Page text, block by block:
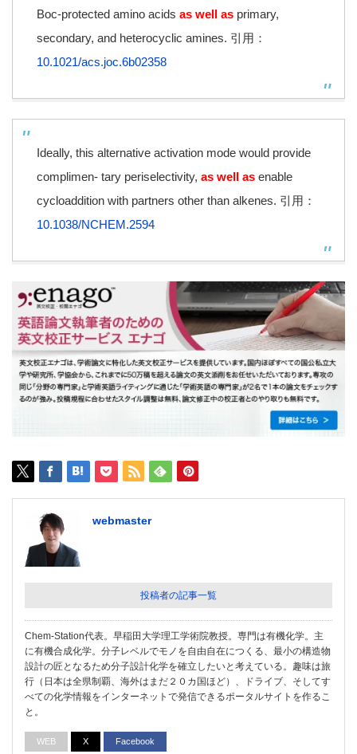
Boc-protected amino acids as well as primary,
secondary, and heterocyclic amines. 引用：
10.1021/acs.joc.6b02358
Ideally, this alternative activation mode would provide
complimen- tary periselectivity, as well as enable
cycloaddition with partners other than alkenes. 引用：
10.1038/NCHEM.2594
webmaster
投稿者の記事一覧
Chem-Station代表。早稲田大学理工学術院教授。専門は有機化学。主
に有機合成化学。分子レベルでモノを自由自在につくる、最小の構造物
設計の匠となるため分子設計化学を確立したいと考えている。趣味は旅
行（日本は全県制覇、海外はまだ２０カ国ほど）、ドライブ、そしてす
べての化学情報をインターネットで発信できるポータルサイトを作るこ
と。
WEB X Facebook